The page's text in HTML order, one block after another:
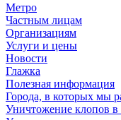
Метро
Частным лицам
Организациям
Услуги и цены
Новости
Глажка
Полезная информация
Города, в которых мы
Уничтожение клопов в